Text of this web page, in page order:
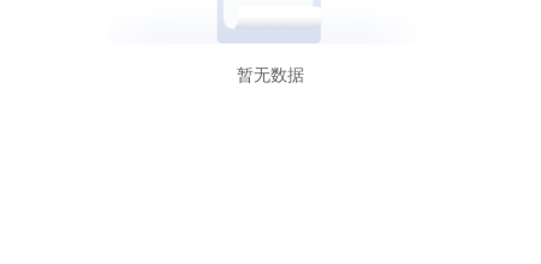
暂无数据